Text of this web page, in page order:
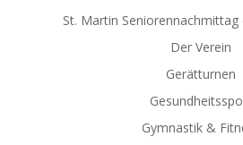
St. Martin Seniorennachmittag
Der Verein
Gerätturnen
Gymnastik &